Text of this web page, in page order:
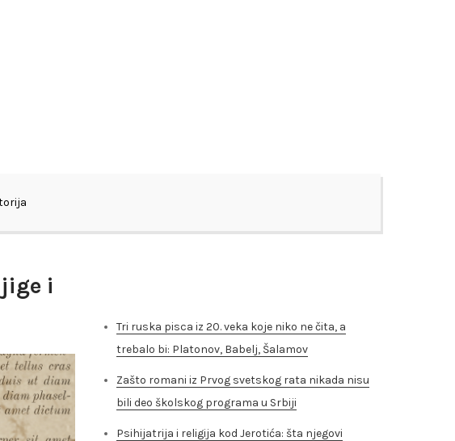
i
Tri ruska pisca iz 20. veka koje niko ne čita, a
trebalo bi: Platonov, Babelj, Šalamov
Zašto romani iz Prvog svetskog rata nikada nisu
bili deo školskog programa u Srbiji
Psihijatrija i religija kod Jerotića: šta njegovi